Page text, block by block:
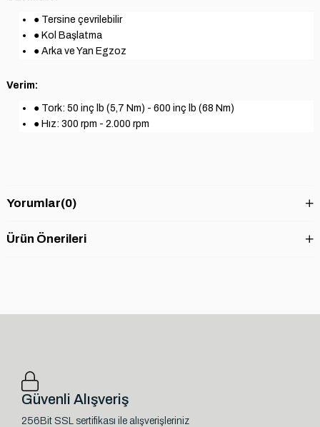
● Tersine çevrilebilir
● Kol Başlatma
● Arka ve Yan Egzoz
Verim:
● Tork: 50 inç lb (5,7 Nm) - 600 inç lb (68 Nm)
● Hız: 300 rpm - 2.000 rpm
Yorumlar(0)
Ürün Önerileri
Güvenli Alışveriş
256Bit SSL sertifikası ile alışverişleriniz